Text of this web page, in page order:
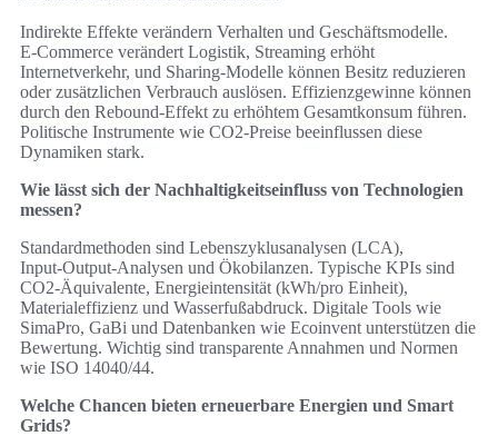
Indirekte Effekte verändern Verhalten und Geschäftsmodelle.
E‑Commerce verändert Logistik, Streaming erhöht
Internetverkehr, und Sharing‑Modelle können Besitz reduzieren
oder zusätzlichen Verbrauch auslösen. Effizienzgewinne können
durch den Rebound‑Effekt zu erhöhtem Gesamtkonsum führen.
Politische Instrumente wie CO2‑Preise beeinflussen diese
Dynamiken stark.
Wie lässt sich der Nachhaltigkeitseinfluss von Technologien
messen?
Standardmethoden sind Lebenszyklusanalysen (LCA),
Input‑Output‑Analysen und Ökobilanzen. Typische KPIs sind
CO2‑Äquivalente, Energieintensität (kWh/pro Einheit),
Materialeffizienz und Wasserfußabdruck. Digitale Tools wie
SimaPro, GaBi und Datenbanken wie Ecoinvent unterstützen die
Bewertung. Wichtig sind transparente Annahmen und Normen
wie ISO 14040/44.
Welche Chancen bieten erneuerbare Energien und Smart
Grids?